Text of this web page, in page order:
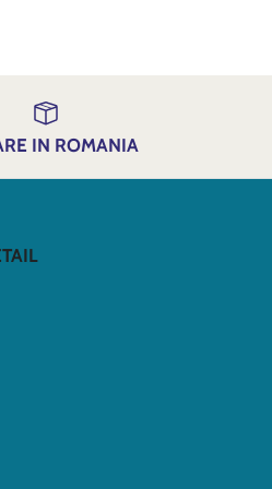
IN ROMANIA